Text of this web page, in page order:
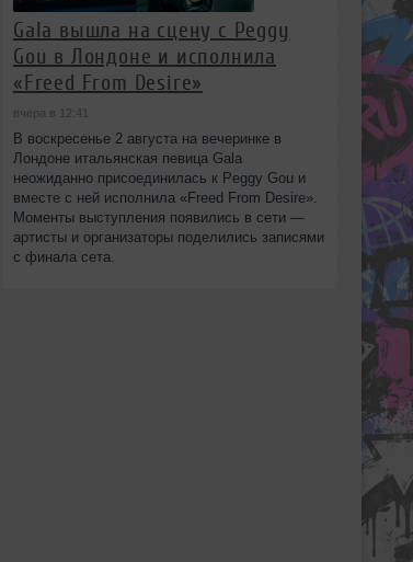
Gala вышла на сцену с Peggy
Gou в Лондоне и исполнила
«Freed From Desire»
вчера в 12:41
В воскресенье 2 августа на вечеринке в
Лондоне итальянская певица Gala
неожиданно присоединилась к Peggy Gou и
вместе с ней исполнила «Freed From Desire».
Моменты выступления появились в сети —
артисты и организаторы поделились записями
с финала сета.